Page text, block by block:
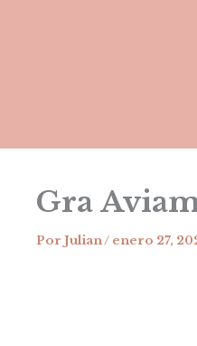
Gra
Por Julian/ enero 27,